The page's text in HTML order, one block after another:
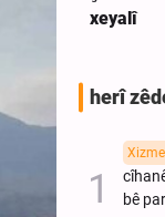
xeyalî
herî
bê